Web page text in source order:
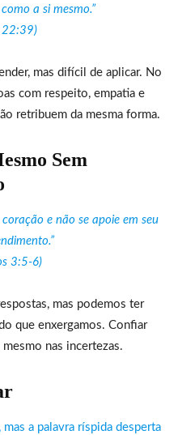
a si mesmo.”
22:39)
mas difícil de aplicar. No
com respeito, empatia e
retribuem da mesma forma.
Sem
e não se apoie em seu
3:5-6)
mas podemos ter
que enxergamos. Confiar
nas incertezas.
a palavra ríspida desperta